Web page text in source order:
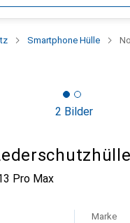
Smartphone Hülle
2 Bilder
Pro Max
Marke